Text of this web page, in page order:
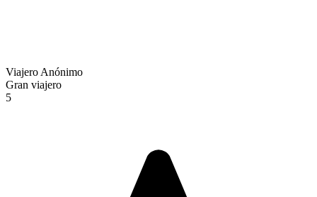
Viajero Anónimo
Gran viajero
5